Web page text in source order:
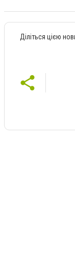
Діліться цією